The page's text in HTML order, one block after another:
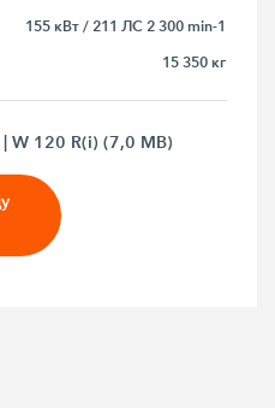
155 кВт / 211 ЛС 2 300 min-1
15 350 кг
120 R(i) (7,0 MB)